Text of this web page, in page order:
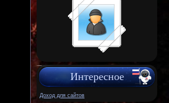
Интересное
Доход для сайтов